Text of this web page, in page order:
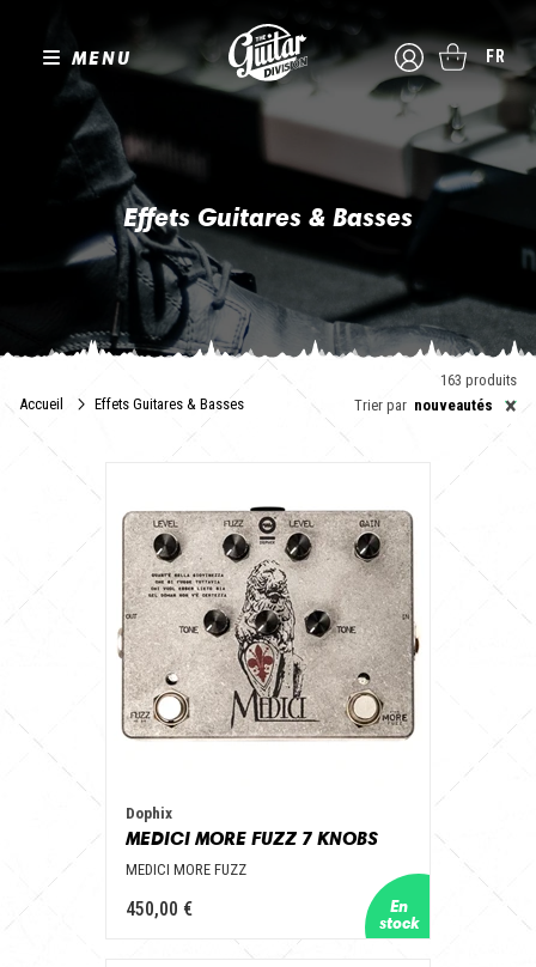
MENU FR
Effets Guitares & Basses
The Guitar Division vous propose le meilleur des pédales et
préamplis alternatifs. Vous trouverez ici aussi bien des pédales à
étages de gain allant du crunch à la saturation que les
indispensables effets de spacialisation et de modulation.
Nous vous proposons des marques sélectionnées pour leur qualité
et leur savoir-faire afin que vous puissiez bénéficier d'instruments
d'exception sous vos pieds. C'est le moment de libérer votre
potentiel d'expression sonore. Mais attention : l'addiction aux
Accueil Effets Guitares & Basses
163 produits
Trier par
×
nouveautés
Dophix
MEDICI MORE FUZZ 7 KNOBS
MEDICI MORE FUZZ
450,00 €